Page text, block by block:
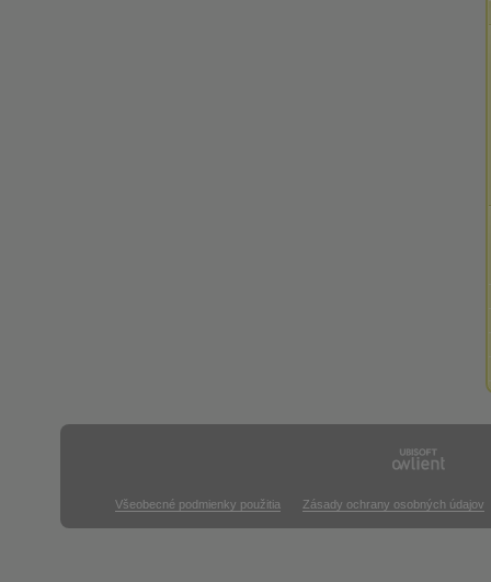
Všeobecné podmienky použitia Zásady ochrany osobných údajov